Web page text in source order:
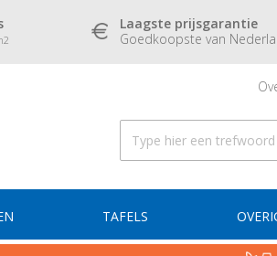
Laagste prijsgarantie
Goedkoopste van
TAFELS